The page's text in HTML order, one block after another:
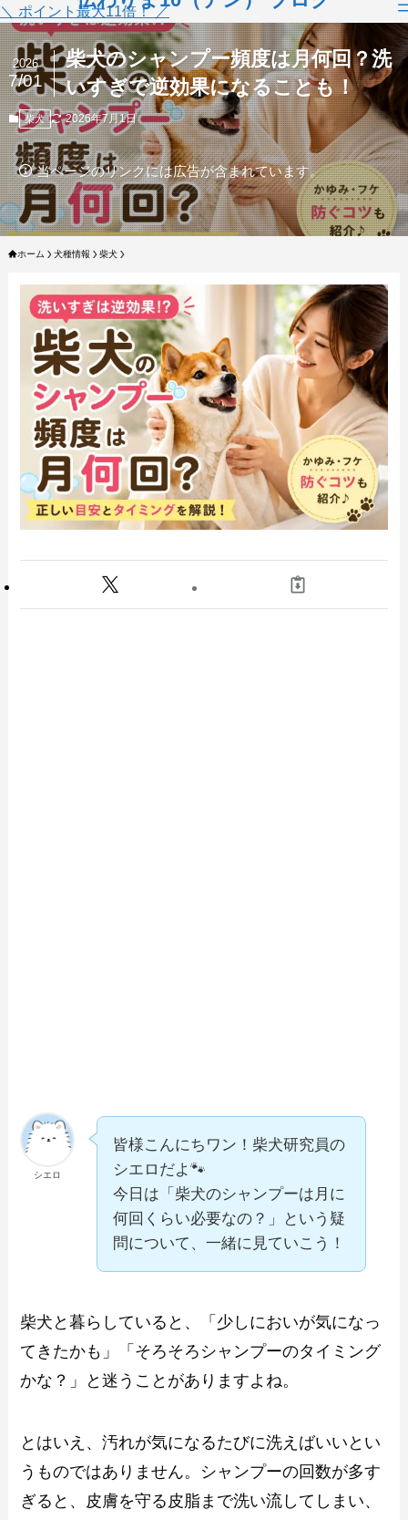
＼ ポイント最大11倍！ ／
柴犬のシャンプー頻度は月何回？洗
いすぎで逆効果になることも！
2026
7/01
柴犬 2026年7月1日
当ページのリンクには広告が含まれています。
ホーム 犬種情報 柴犬
シエロ
皆様こんにちワン！柴犬研究員の
シエロだよ🐾
今日は「柴犬のシャンプーは月に
何回くらい必要なの？」という疑
問について、一緒に見ていこう！
柴犬と暮らしていると、「少しにおいが気になっ
てきたかも」「そろそろシャンプーのタイミング
かな？」と迷うことがありますよね。
とはいえ、汚れが気になるたびに洗えばいいとい
うものではありません。シャンプーの回数が多す
ぎると、皮膚を守る皮脂まで洗い流してしまい、